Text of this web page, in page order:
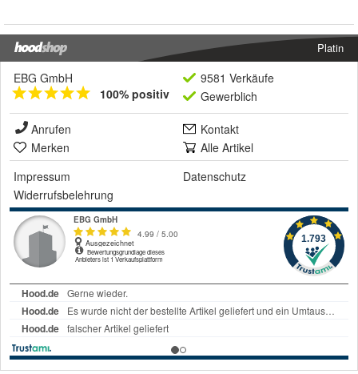
Platin
EBG GmbH
100% positiv
9581 Verkäufe
Gewerblich
Anrufen
Kontakt
Merken
Alle Artikel
Impressum
Datenschutz
Widerrufsbelehrung